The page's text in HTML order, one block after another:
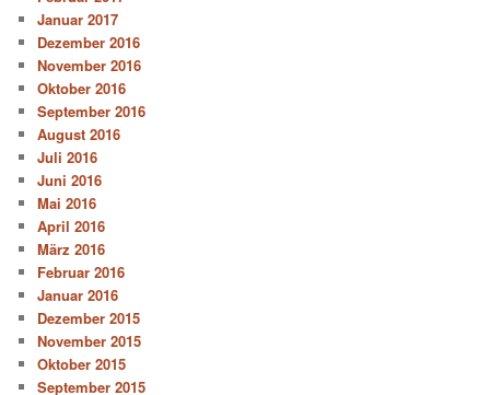
Januar 2017
Dezember 2016
November 2016
Oktober 2016
September 2016
August 2016
Juli 2016
Juni 2016
Mai 2016
April 2016
März 2016
Februar 2016
Januar 2016
Dezember 2015
November 2015
Oktober 2015
September 2015